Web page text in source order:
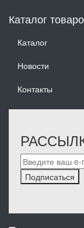
Каталог
Каталог
Новости
Контакты
Подписаться